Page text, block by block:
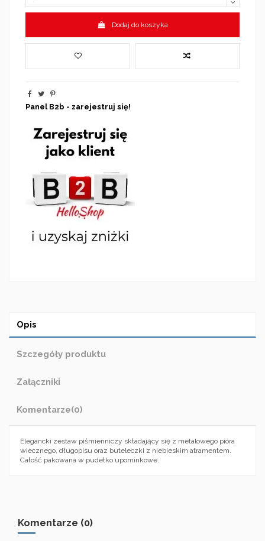
Dodaj do koszyka
Panel B2b - zarejestruj się!
Opis
Szczegóły produktu
Załączniki
Komentarze(0)
Elegancki zestaw piśmienniczy składający się z metalowego pióra
wiecznego, długopisu oraz buteleczki z niebieskim atramentem.
Całość pakowana w pudełko upominkowe.
Komentarze (0)